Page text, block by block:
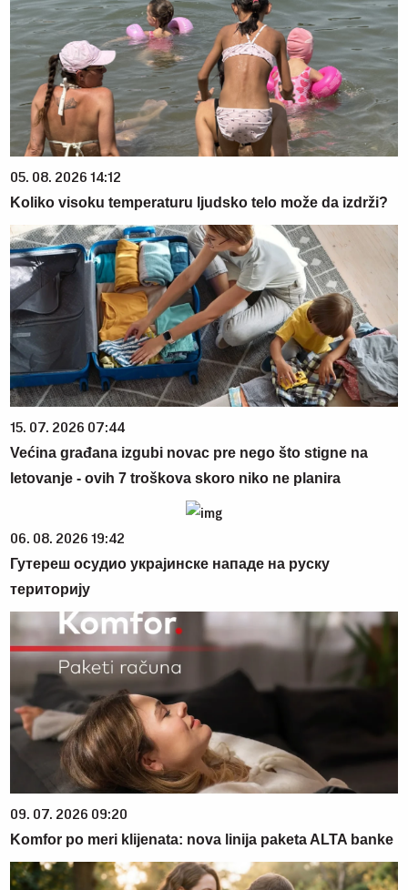
05. 08. 2026 14:12
Koliko visoku temperaturu ljudsko telo može da izdrži?
15. 07. 2026 07:44
Većina građana izgubi novac pre nego što stigne na
letovanje - ovih 7 troškova skoro niko ne planira
06. 08. 2026 19:42
Гутереш осудио украјинске нападе на руску
територију
09. 07. 2026 09:20
Komfor po meri klijenata: nova linija paketa ALTA banke